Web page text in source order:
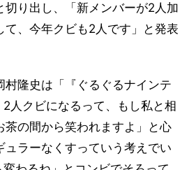
切り出し、「新メンバーが2人加
て、今年クビも2人です」と発表
村隆史は「『ぐるぐるナインテ
人クビになるって、もし私と相
茶の間から笑われますよ」と心
ュラーなくすっていう考えでい